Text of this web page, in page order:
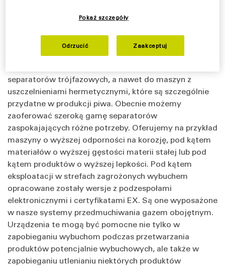
połowę mniejszą przepustowość. W toku dalszych prac
Do dziś skonstruowaliśmy wiele wersji separatora, ale
wszystko zaczęło się od dwufazowego klarownika
separatorów trójfazowych, a nawet do maszyn z
uszczelnieniami hermetycznymi, które są szczególnie
przydatne w produkcji piwa. Obecnie możemy
zaoferować szeroką gamę separatorów
zaspokajających różne potrzeby. Oferujemy na przykład
maszyny o wyższej odporności na korozję, pod kątem
materiałów o wyższej gęstości materii stałej lub pod
kątem produktów o wyższej lepkości. Pod kątem
eksploatacji w strefach zagrożonych wybuchem
opracowane zostały wersje z podzespołami
elektronicznymi i certyfikatami EX. Są one wyposażone
w nasze systemy przedmuchiwania gazem obojętnym.
Urządzenia te mogą być pomocne nie tylko w
zapobieganiu wybuchom podczas przetwarzania
produktów potencjalnie wybuchowych, ale także w
zapobieganiu utlenianiu niektórych produktów
Pokaż szczegóły
Odrzucić Zaakceptuj